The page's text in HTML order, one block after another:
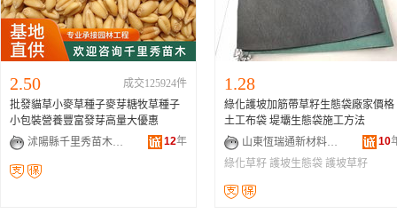
2.50
成交125924件
批發貓草小麥草種子麥芽糖牧草種子
小包裝營養豐富發芽高量大優惠
沭陽縣千里秀苗木園藝場
12年
1.28
綠化護坡加筋帶草籽生態袋廠家價格
土工布袋 堤壩生態袋施工方法
山東恆瑞通新材料工程有限公司
10
綠化草籽 護坡生態袋 護坡草籽